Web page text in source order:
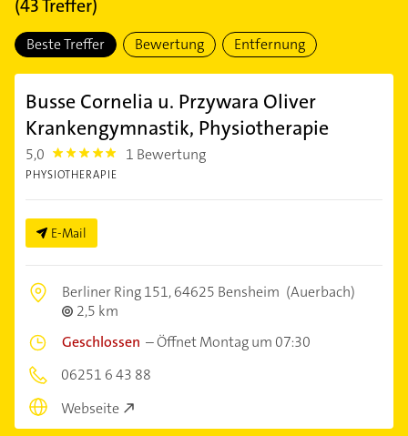
(43Treffer)
Beste Treffer Bewertung Entfernung
Busse Cornelia u. Przywara Oliver
Krankengymnastik, Physiotherapie
5,0 5.0 1 Bewertung
PHYSIOTHERAPIE
E-Mail
Berliner Ring 151,64625 Bensheim (Auerbach)
2,5 km
Geschlossen –Öffnet Montag um 07:30
06251 6 43 88
Webseite